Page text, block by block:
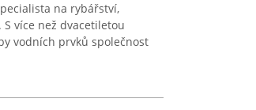
na rybářství,
více než dvacetiletou
vodních prvků společnost